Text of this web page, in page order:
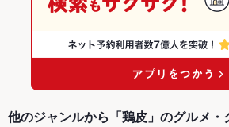
他のジャンルから「鶏皮」のグルメ